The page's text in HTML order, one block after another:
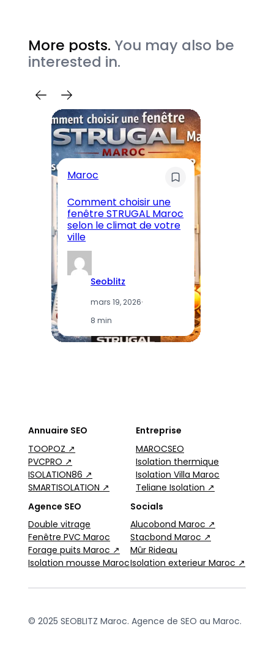
More posts. You may also be
interested in.
Maroc
Comment choisir une
fenêtre STRUGAL Maroc
selon le climat de votre
ville
Seoblitz
mars 19, 2026·
8 min
Annuaire SEO
TOOPOZ ↗
PVCPRO ↗
ISOLATION86 ↗
SMARTISOLATION ↗
Entreprise
MAROCSEO
Isolation thermique
Isolation Villa Maroc
Teliane Isolation ↗
Agence SEO
Double vitrage
Fenêtre PVC Maroc
Forage puits Maroc ↗
Isolation mousse Maroc
Socials
Alucobond Maroc ↗
Stacbond Maroc ↗
Mûr Rideau
Isolation exterieur Maroc ↗
© 2025 SEOBLITZ Maroc. Agence de SEO au Maroc.